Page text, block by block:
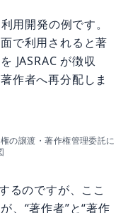
用開発の例です。
で利用されると著
JASRAC が徴収
作者へ再分配しま
の譲渡・著作権管理委託に
るのですが、ここ
、“著作者”と“著作